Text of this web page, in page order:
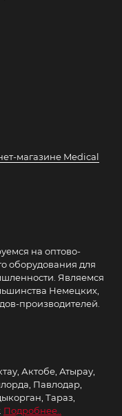
магазине Medical
на оптово-
оборудования для
Являемся
Немецких,
производителей.
Актобе, Атырау,
Павлодар,
Тараз,
Подробнее..